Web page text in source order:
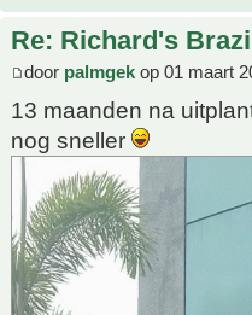
Re: Richard's
door palmgek op 01 maart
13 maanden na
nog sneller